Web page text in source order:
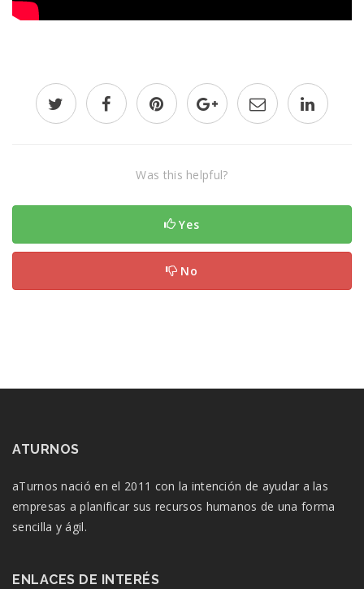
Was this helpful?
Yes
No
ATURNOS
aTurnos nació en el 2011 con la intención de ayudar a las
empresas a planificar sus recursos humanos de una forma
sencilla y ágil.
ENLACES DE INTERÉS